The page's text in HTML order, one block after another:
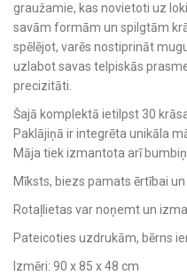
graužamie, kas novietoti uz
savām formām un spilgtām
spēlējot, varēs nostiprināt
uzlabot savas telpiskās
precizitāti.
Šajā komplektā ietilpst 30
Paklājiņā ir integrēta unikāla
Māja tiek izmantota arī
Mīksts, biezs pamats ērtībai
Rotaļlietas var noņemt un
Pateicoties uzdrukām, bērns
Izmēri: 90 x 85 x 48 cm